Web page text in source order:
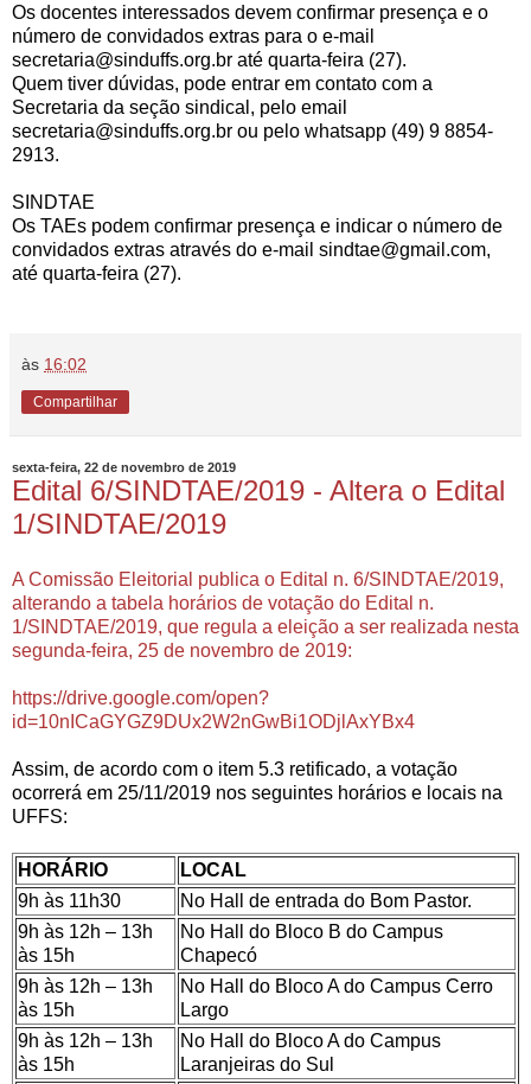
Os docentes interessados devem confirmar presença e o
número de convidados extras para o e-mail
secretaria@sinduffs.org.br até quarta-feira (27).
Quem tiver dúvidas, pode entrar em contato com a
Secretaria da seção sindical, pelo email
secretaria@sinduffs.org.br ou pelo whatsapp (49) 9 8854-
2913.
SINDTAE
Os TAEs podem confirmar presença e indicar o número de
convidados extras através do e-mail sindtae@gmail.com,
até quarta-feira (27).
às 16:02
Compartilhar
sexta-feira, 22 de novembro de 2019
Edital 6/SINDTAE/2019 - Altera o Edital
1/SINDTAE/2019
A Comissão Eleitorial publica o Edital n. 6/SINDTAE/2019,
alterando a tabela horários de votação do Edital n.
1/SINDTAE/2019, que regula a eleição a ser realizada nesta
segunda-feira, 25 de novembro de 2019:
https://drive.google.com/open?
id=10nICaGYGZ9DUx2W2nGwBi1ODjlAxYBx4
Assim, de acordo com o item 5.3 retificado, a votação
ocorrerá em 25/11/2019 nos seguintes horários e locais na
UFFS:
HORÁRIO
LOCAL
9h às 11h30
No Hall de entrada do Bom Pastor.
9h às 12h – 13h
às 15h
No Hall do Bloco B do Campus
Chapecó
9h às 12h – 13h
às 15h
No Hall do Bloco A do Campus Cerro
Largo
9h às 12h – 13h
às 15h
No Hall do Bloco A do Campus
Laranjeiras do Sul